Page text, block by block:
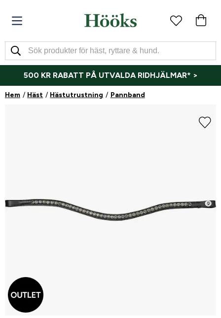
500 KR RABATT PÅ UTVALDA RIDHJÄLMAR* >
Hem Häst Hästutrustning Pannband